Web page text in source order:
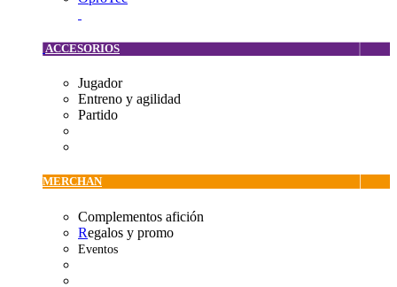
ACCESORIOS
Jugador
Entreno y agilidad
Partido
MERCHAN
Complementos afición
Regalos y promo
Eventos